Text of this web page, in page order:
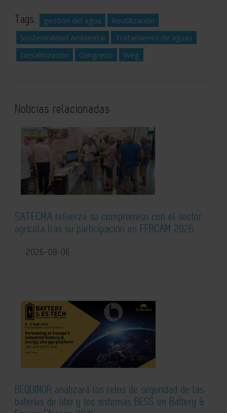
Tags: gestión del agua
Reutilización
Sostenibilidad Ambiental
Tratamiento de aguas
Desalinización
Congreso Weg
Noticias relacionadas
SATECMA refuerza su compromiso con el sector
agrícola tras su participación en FERCAM 2026
2026-08-06
BEQUINOR analizará los retos de seguridad de las
baterías de litio y los sistemas BESS en Battery &